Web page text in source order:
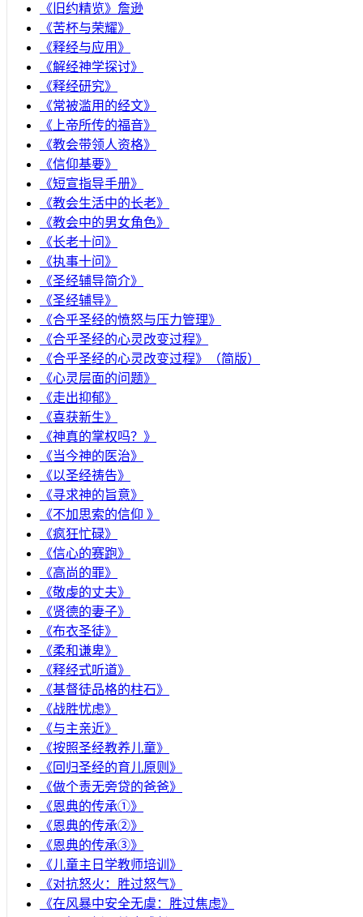
《旧约精览》詹逊
《苦杯与荣耀》
《释经与应用》
《解经神学探讨》
《释经研究》
《常被滥用的经文》
《上帝所传的福音》
《教会带领人资格》
《信仰基要》
《短宣指导手册》
《教会生活中的长老》
《教会中的男女角色》
《长老十问》
《执事十问》
《圣经辅导简介》
《圣经辅导》
​《合乎圣经的愤怒与压力管理》
《合乎圣经的心灵改变过程》
《合乎圣经的心灵改变过程》（简版）
《心灵层面的问题》
《走出抑郁》
《喜获新生》
《神真的掌权吗？》
《当今神的医治》
《以圣经祷告》
《寻求神的旨意》
《不加思索的信仰 》
《疯狂忙碌》
《信心的赛跑》
《高尚的罪》
《敬虔的丈夫》
《贤德的妻子》
《布衣圣徒》
《柔和谦卑》
《释经式听道》
《基督徒品格的柱石》
《战胜忧虑》
《与主亲近》
《按照圣经教养儿童》
《回归圣经的育儿原则》
《做个责无旁贷的爸爸》
《恩典的传承①》
《恩典的传承②》
《恩典的传承③》
《儿童主日学教师培训》
《对抗怒火：胜过怒气》
《在风暴中安全无虞：胜过焦虑》